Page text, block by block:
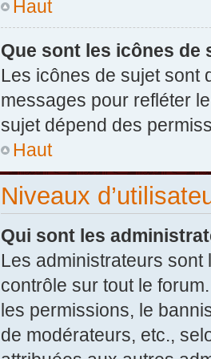
Haut
Que sont les icônes de
Les icônes de sujet sont
messages pour refléter
sujet dépend des
Haut
Niveaux
Qui sont les
Les administrateurs
contrôle sur tout le
les permissions, le
de modérateurs, etc.,